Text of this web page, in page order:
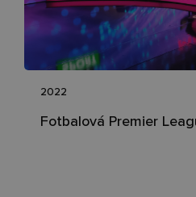
2022
Fotbalová Premier